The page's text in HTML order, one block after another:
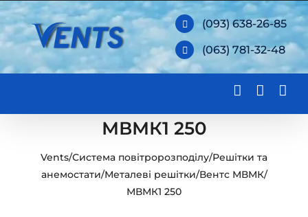
Skip
to
content
(093) 638-26-85
(063) 781-32-48
МВМК1 250
Vents/Система повітророзподілу/Решітки та
анемостати/Металеві решітки/Вентс МВМК/
МВМК1 250